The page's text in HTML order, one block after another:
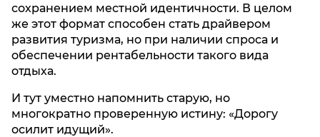
сохранением местной идентичности. В целом
же этот формат способен стать драйвером
развития туризма, но при наличии спроса и
обеспечении рентабельности такого вида
отдыха.
И тут уместно напомнить старую, но
многократно проверенную истину: «Дорогу
осилит идущий».